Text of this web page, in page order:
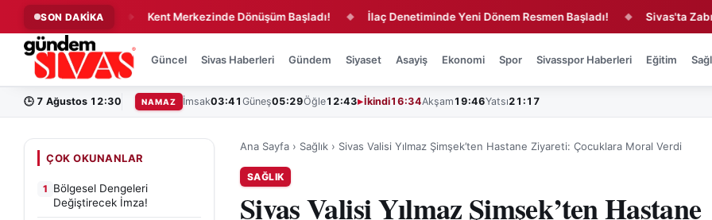
SON DAKİKA
İmza! ◆ Kent Merkezinde Dönüşüm Başladı! ◆ İlaç Denetiminde Yeni Dönem Resmen Başladı! ◆ Sivas'ta
Güncel Sivas Haberleri Gündem Siyaset Asayiş Ekonomi Spor Sivasspor Haberleri Eğitim
🕒 7 Ağustos 12:30 NAMAZ İmsak03:41 Güneş05:29Öğle12:43 İkindi16:34Akşam 19:46Yatsı21:17
ÇOK OKUNANLAR
1 Bölgesel Dengeleri
Değiştirecek İmza!
Ana Sayfa › Sağlık › Sivas Valisi Yılmaz Şimşek’ten Hastane Ziyareti: Çocuklara Moral Verdi
SAĞLIK
Sivas Valisi Yılmaz Şimşek’ten Hastane